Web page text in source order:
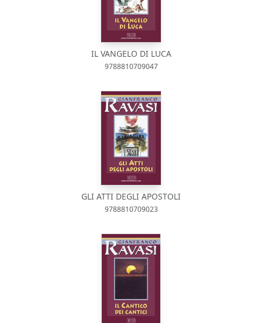
IL VANGELO DI LUCA
9788810709047
GLI ATTI DEGLI APOSTOLI
9788810709023